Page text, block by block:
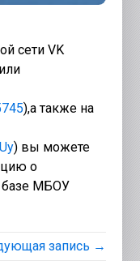
сети VK
),а также на
) вы можете
о
базе МБОУ
запись →